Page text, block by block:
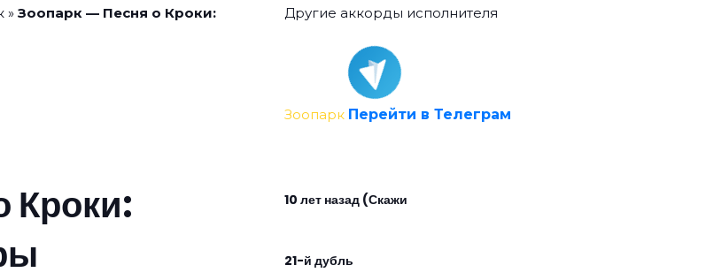
» Зоопарк — Песня о Кроки:
Кроки:
Другие аккорды исполнителя
Зоопарк Перейти в Телеграм
10 лет назад (Скажи
21-й дубль